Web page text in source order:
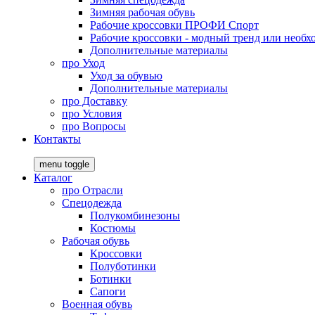
Зимняя рабочая обувь
Рабочие кроссовки ПРОФИ Спорт
Рабочие кроссовки - модный тренд или
Дополнительные материалы
про Уход
Уход за обувью
Дополнительные материалы
про Доставку
про Условия
про Вопросы
Контакты
menu toggle
Каталог
про Отрасли
Спецодежда
Полукомбинезоны
Костюмы
Рабочая обувь
Кроссовки
Полуботинки
Ботинки
Сапоги
Военная обувь